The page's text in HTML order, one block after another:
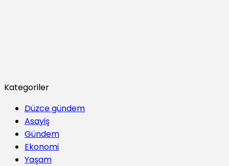
Kategoriler
Düzce gündem
Asayiş
Gündem
Ekonomi
Yaşam